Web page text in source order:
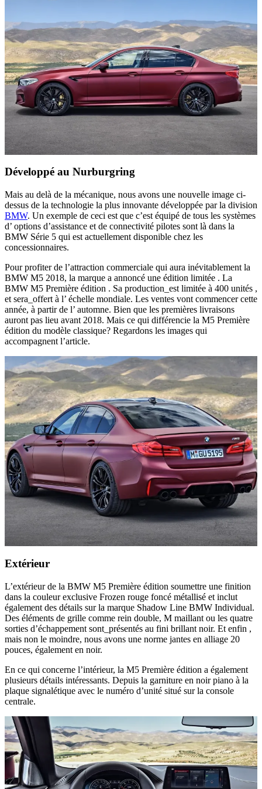
Développé au Nurburgring
Mais au delà de la mécanique, nous avons une nouvelle image ci-
dessus de la technologie la plus innovante développée par la division
BMW. Un exemple de ceci est que c’est équipé de tous les systèmes
d’ options d’assistance et de connectivité pilotes sont là dans la
BMW Série 5 qui est actuellement disponible chez les
concessionnaires.
Pour profiter de l’attraction commerciale qui aura inévitablement la
BMW M5 2018, la marque a annoncé une édition limitée . La
BMW M5 Première édition . Sa production_est limitée à 400 unités ,
et sera_offert à l’ échelle mondiale. Les ventes vont commencer cette
année, à partir de l’ automne. Bien que les premières livraisons
auront pas lieu avant 2018. Mais ce qui différencie la M5 Première
édition du modèle classique? Regardons les images qui
accompagnent l’article.
Extérieur
L’extérieur de la BMW M5 Première édition soumettre une finition
dans la couleur exclusive Frozen rouge foncé métallisé et inclut
également des détails sur la marque Shadow Line BMW Individual.
Des éléments de grille comme rein double, M maillant ou les quatre
sorties d’échappement sont_présentés au fini brillant noir. Et enfin ,
mais non le moindre, nous avons une norme jantes en alliage 20
pouces, également en noir.
En ce qui concerne l’intérieur, la M5 Première édition a également
plusieurs détails intéressants. Depuis la garniture en noir piano à la
plaque signalétique avec le numéro d’unité situé sur la console
centrale.